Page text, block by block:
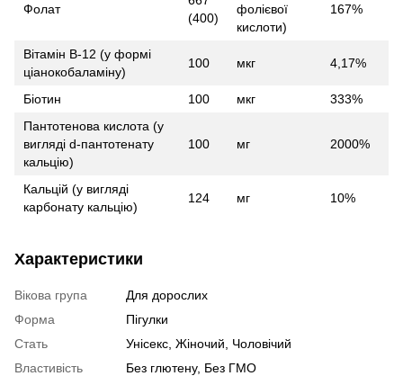
Фолат
(400)
фолієвої
кислоти)
167%
Вітамін B-12 (у формі
ціанокобаламіну)
100 мкг 4,17%
Біотин 100 мкг
333%
Пантотенова кислота (у
вигляді d-пантотенату
кальцію)
100 мг 2000%
Кальцій (у вигляді
карбонату кальцію)
124 мг 10%
Характеристики
Вікова група
Для дорослих
Форма
Пігулки
Стать
Унісекс, Жіночий, Чоловічий
Властивість
Без глютену, Без ГМО